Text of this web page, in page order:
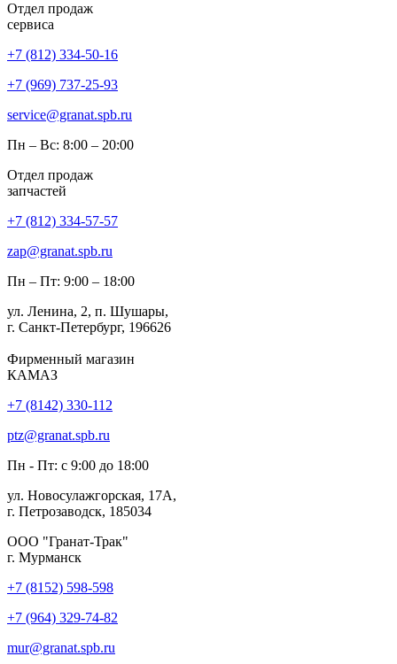
Отдел продаж
сервиса
+7 (812) 334-50-16
+7 (969) 737-25-93
service@granat.spb.ru
Пн – Вс: 8:00 – 20:00
Отдел продаж
запчастей
+7 (812) 334-57-57
zap@granat.spb.ru
Пн – Пт: 9:00 – 18:00
ул. Ленина, 2, п. Шушары,
г. Санкт-Петербург, 196626
Фирменный магазин
КАМАЗ
+7 (8142) 330-112
ptz@granat.spb.ru
Пн - Пт: с 9:00 до 18:00
ул. Новосулажгорская, 17А,
г. Петрозаводск, 185034
ООО "Гранат-Трак"
г. Мурманск
+7 (8152) 598-598
+7 (964) 329-74-82
mur@granat.spb.ru